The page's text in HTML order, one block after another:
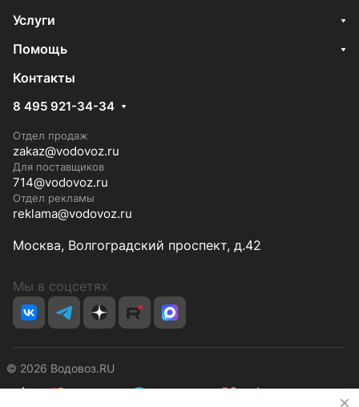
Услуги
Помощь
Контакты
8 495 921-34-34
Отдел продаж
zakaz@vodovoz.ru
Для поставщиков
714@vodovoz.ru
Отдел рекламы
reklama@vodovoz.ru
Москва, Волгоградский проспект, д.42
Мы в соцсетях
© 2026 Водовоз.RU